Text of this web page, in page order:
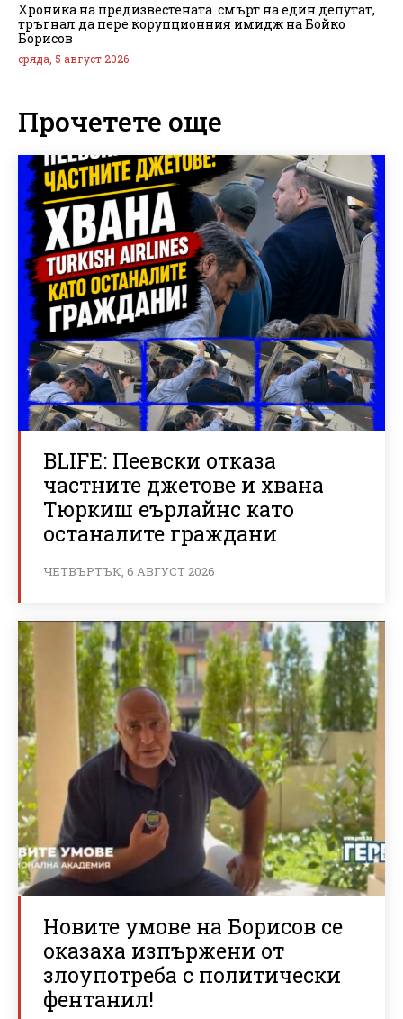
Хроника на предизвестената смърт на един депутат,
тръгнал да пере корупционния имидж на Бойко
Борисов
сряда, 5 август 2026
Прочетете още
BLIFE: Пеевски отказа
частните джетове и хвана
Тюркиш еърлайнс като
останалите граждани
ЧЕТВЪРТЪК, 6 АВГУСТ 2026
Новите умове на Борисов се
оказаха изпържени от
злоупотреба с политически
фентанил!